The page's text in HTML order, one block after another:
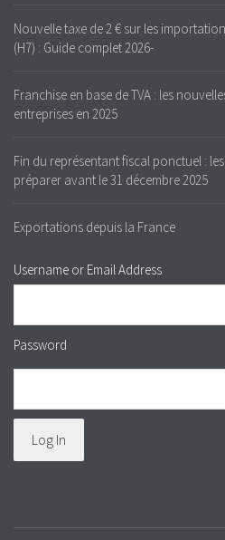
Nouvelle taxe de 2 € sur les
(H7) : Guide complet 2026-
Franchise en base de TVA : les
entreprises en 2025
Fin du représentant fiscal ponctuel :
préparer avant le 31 décembre 2025
Exportations depuis la France
Username or Email Address
Password